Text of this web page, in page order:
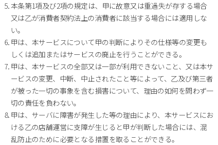
本条第1項及び2項の規定は、甲に故意又は重過失が存する場合
又は乙が消費者契約法上の消費者に該当する場合には適用しな
い。
甲は、本サービスについて甲の判断によりその仕様等の変更も
しくは追加またはサービスの廃止を行うことができる。
甲は、本サービスの全部又は一部が利用できないこと、又は本サ
ービスの変更、中断、中止されたこと等によって、乙及び第三者
が被った一切の事象を含む損害について、理由の如何を問わず一
切の責任を負わない。
甲は、サーバに障害が発生した等の理由により、本サービスにお
ける乙の店舗運営に支障が生じると甲が判断した場合には、混
乱防止のために必要となる措置を取ることができる。